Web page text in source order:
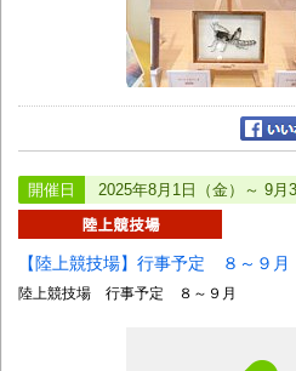
開催日 2025年8月1日（金）～ 9月
【陸上競技場】行事予定 ８～９月
陸上競技場 行事予定 ８～９月